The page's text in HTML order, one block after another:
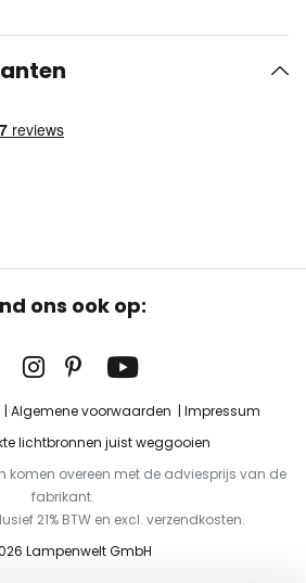
ons ook op:
Algemene voorwaarden
Impressum
lichtbronnen juist weggooien
komen overeen met de adviesprijs van de
fabrikant.
21% BTW en excl. verzendkosten.
Lampenwelt GmbH